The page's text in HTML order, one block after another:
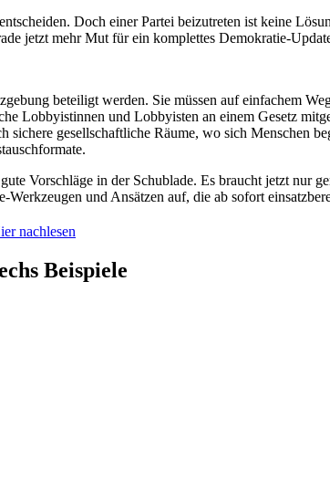
Doch einer Partei beizutreten ist keine
jetzt mehr Mut für ein komplettes Demokratie-
beteiligt werden. Sie müssen auf einfachem
Lobbyistinnen und Lobbyisten an einem Gesetz
sichere gesellschaftliche Räume, wo sich Menschen
Vorschläge in der Schublade. Es braucht jetzt nur
und Ansätzen auf, die ab sofort
nachlesen
Beispiele